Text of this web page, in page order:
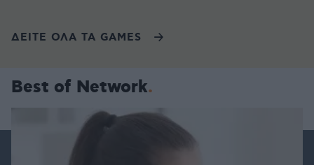
ΔΕΙΤΕ ΟΛΑ ΤΑ GAMES
Best of Network